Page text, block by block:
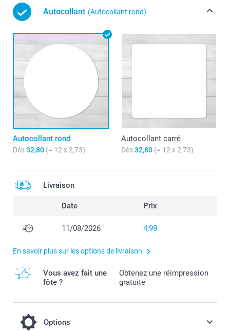
Autocollant (Autocollant rond)
Autocollant rond
Dès32,80 (= 12 x 2,73)
Autocollant carré
Dès32,80 (= 12 x 2,73)
Livraison
Date Prix
11/08/2026 4,99
En savoir plus sur les options de livraison
Vous avez fait une
fôte ?
Obtenez une réimpression
gratuite
Options